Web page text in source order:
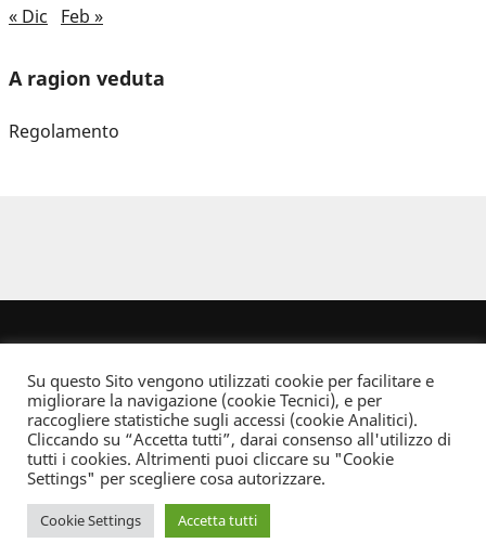
« Dic
Feb »
A ragion veduta
Regolamento
Dove non indicato altrimenti quest’opera è distribuita con Licenza
Creative Commons Attribuzione - Non commerciale - Non opere derivate 2.5 Italia
Informativa sulla privacy
Su questo Sito vengono utilizzati cookie per facilitare e
migliorare la navigazione (cookie Tecnici), e per
raccogliere statistiche sugli accessi (cookie Analitici).
Cliccando su “Accetta tutti”, darai consenso all'utilizzo di
tutti i cookies. Altrimenti puoi cliccare su "Cookie
Settings" per scegliere cosa autorizzare.
Cookie Settings Accetta tutti